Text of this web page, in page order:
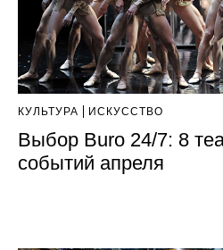
КУЛЬТУРА ИСКУССТВО
Выбор Buro 24/7: 8
событий апреля